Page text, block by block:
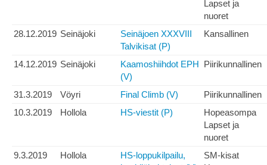
Lapset ja
nuoret
28.12.2019 Seinäjoki
Seinäjoen XXXVIII
Talvikisat (P)
Kansallinen
14.12.2019 Seinäjoki
Kaamoshiihdot EPH
(V)
Piirikunnallinen
31.3.2019 Vöyri Final Climb (V)
Piirikunnallinen
10.3.2019
Hollola HS-viestit (P)
Hopeasompa
Lapset ja
nuoret
9.3.2019
Hollola
HS-loppukilpailu,
SM-kisat